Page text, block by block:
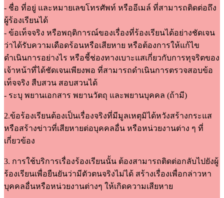
- ชื่อ ที่อยู่ และหมายเลขโทรศัพท์ หรืออีเมล์ ที่สามารถติดต่อถึง
ผู้ร้องเรียนได้
- ข้อเท็จจริง หรือพฤติการณ์ของเรื่องที่ร้องเรียนได้อย่างชัดเจน
ว่าได้รับความเดือดร้อนหรือเสียหาย หรือต้องการให้แก้ไข
ดำเนินการอย่างไร หรือชี้ช่องทางเบาะแสเกี่ยวกับการทุจริตของ
เจ้าหน้าที่ได้ชัดเจนเพียงพอ ที่สามารถดำเนินการตรวจสอบข้อ
เท็จจริง สืบสวน สอบสวนได้
- ระบุ พยานเอกสาร พยานวัตถุ และพยานบุคคล (ถ้ามี)
2.ข้อร้องเรียนต้องเป็นเรื่องจริงที่มีมูลเหตุมิได้หวังสร้างกระแส
หรือสร้างข่าวที่เสียหายต่อบุคคลอื่น หรือหน่วยงานต่าง ๆ ที่
เกี่ยวข้อง
3. การใช้บริการเรื่องร้องเรียนนั้น ต้องสามารถติดต่อกลับไปยังผู้
ร้องเรียนเพื่อยืนยันว่ามีตัวตนจริงไม่ได้ สร้างเรื่องเพื่อกล่าวหา
บุคคลอื่นหรือหน่วยงานต่างๆ ให้เกิดความเสียหาย